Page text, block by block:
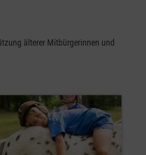
älterer Mitbürgerinnen und